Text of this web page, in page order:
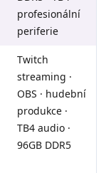
profesionální
periferie
Twitch
streaming ·
OBS · hudební
produkce ·
TB4 audio ·
96GB DDR5